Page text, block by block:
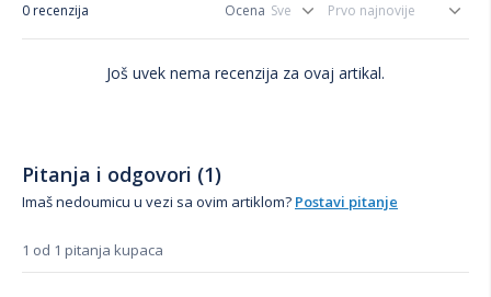
0 recenzija Ocena
Još uvek nema recenzija za ovaj artikal.
Pitanja i odgovori (1)
Imaš nedoumicu u vezi sa ovim artiklom? Postavi pitanje
1 od 1 pitanja kupaca